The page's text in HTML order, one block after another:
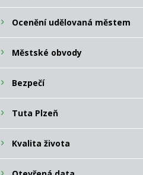
Ocenění udělovaná městem
Městské obvody
Bezpečí
Tuta Plzeň
Kvalita života